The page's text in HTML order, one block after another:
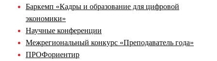
Баркемп «Кадры и образование для цифровой
экономики»
Научные конференции
Межрегиональный конкурс «Преподаватель года»
ПРОФориентир